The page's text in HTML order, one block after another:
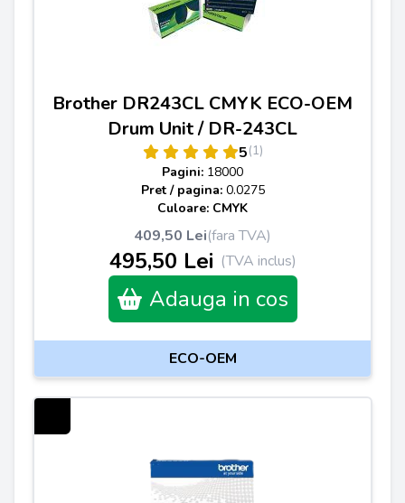
Brother DR243CL CMYK ECO-OEM
Drum Unit / DR-243CL
5(1)
Pagini: 18000
Pret / pagina: 0.0275
Culoare: CMYK
409,50 Lei(fara TVA)
495,50 Lei (TVA inclus)
Adauga in cos
ECO-OEM